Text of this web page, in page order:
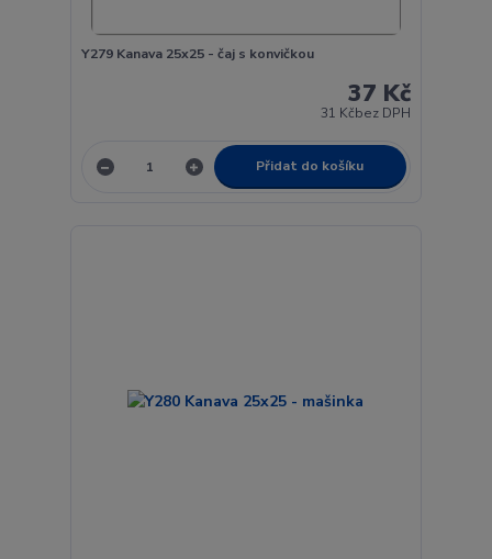
Y279 Kanava 25x25 - čaj s konvičkou
37 Kč
31 Kčbez DPH
Přidat do košíku